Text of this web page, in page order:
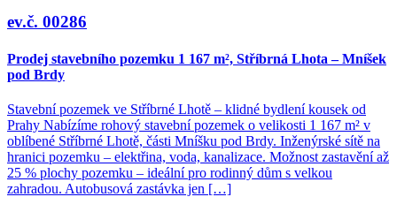
ev.č. 00286
Prodej stavebního pozemku 1 167 m², Stříbrná Lhota – Mníšek
pod Brdy
Stavební pozemek ve Stříbrné Lhotě – klidné bydlení kousek od
Prahy Nabízíme rohový stavební pozemek o velikosti 1 167 m² v
oblíbené Stříbrné Lhotě, části Mníšku pod Brdy. Inženýrské sítě na
hranici pozemku – elektřina, voda, kanalizace. Možnost zastavění až
25 % plochy pozemku – ideální pro rodinný dům s velkou
zahradou. Autobusová zastávka jen […]